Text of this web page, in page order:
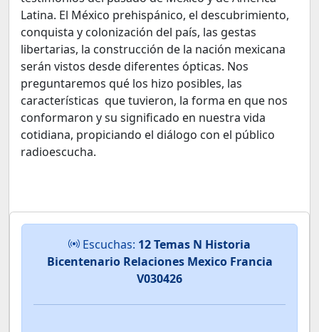
Latina. El México prehispánico, el descubrimiento,
conquista y colonización del país, las gestas
libertarias, la construcción de la nación mexicana
serán vistos desde diferentes ópticas. Nos
preguntaremos qué los hizo posibles, las
características que tuvieron, la forma en que nos
conformaron y su significado en nuestra vida
cotidiana, propiciando el diálogo con el público
radioescucha.
Escuchas: 12 Temas N Historia
Bicentenario Relaciones Mexico Francia
V030426